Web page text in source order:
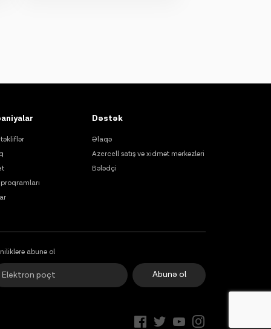
Dəstək
Əlaqə
Azercell satış və xidmət mərkəzləri
Bələdçi
abunə ol
Abunə ol